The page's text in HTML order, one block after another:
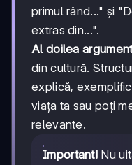
primul rând..." și
extras din...".
Al doilea
din cultură.
explică,
viața ta sau poți
relevante.
Important! Nu